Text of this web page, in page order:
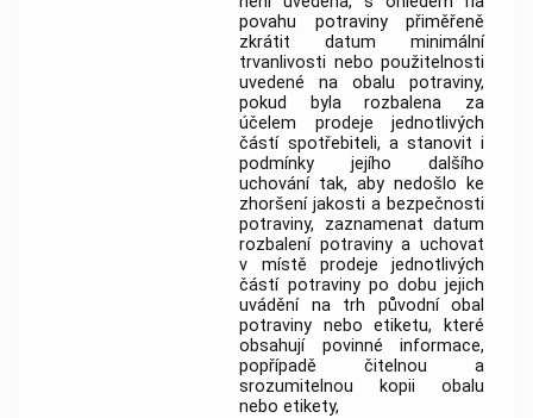
povahu potraviny přiměřeně
zkrátit datum minimální
trvanlivosti nebo použitelnosti
uvedené na obalu potraviny,
pokud byla rozbalena za
účelem prodeje jednotlivých
částí spotřebiteli, a stanovit i
podmínky jejího dalšího
uchování tak, aby nedošlo ke
zhoršeníjakosti a bezpečnosti
potraviny, zaznamenat datum
rozbalení potraviny a uchovat
v místě prodeje jednotlivých
částí potraviny po dobu jejich
uvádění na trh původní obal
potraviny nebo etiketu, které
obsahují povinné informace,
popřípadě čitelnou a
srozumitelnou kopii obalu
nebo etikety,